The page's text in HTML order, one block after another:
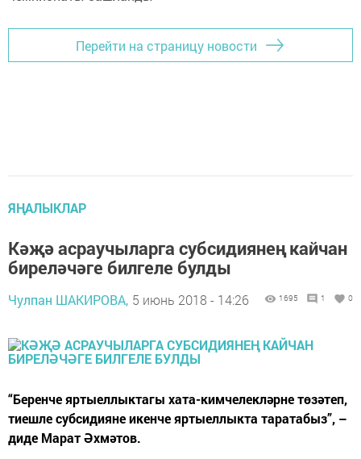
Перейти на страницу новости
ЯҢАЛЫКЛАР
Кәҗә асраучыларга субсидиянең кайчан
биреләчәге билгеле булды
Чулпан ШАКИРОВА, 5 июнь 2018 - 14:26 1695 1 0
“Беренче яртыеллыктагы хата-кимчелекләрне төзәтеп,
тиешле субсидияне икенче яртыеллыкта таратабыз”, –
диде Марат Әхмәтов.